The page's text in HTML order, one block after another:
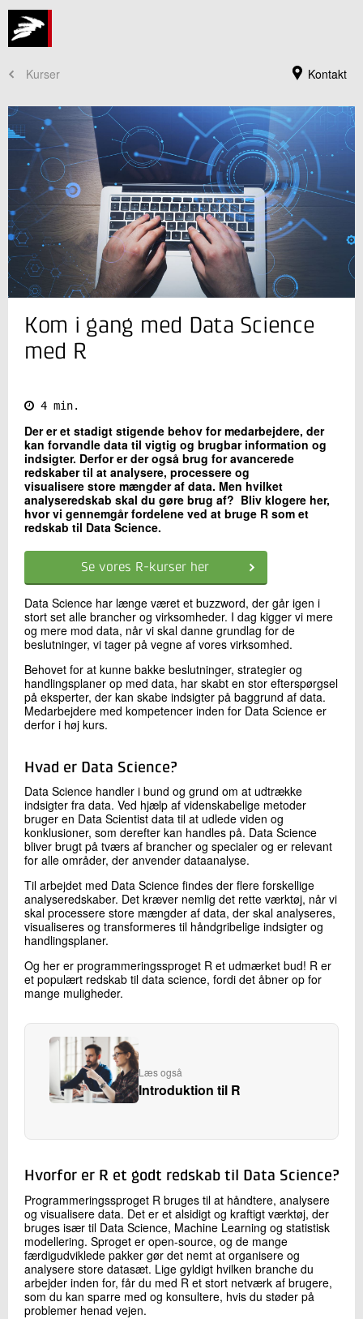
Kontakt
Kurser
+45 72 20 30 00
Send e-mail
Kontakt os
Send
Kom i gang med Data Science
med R
4 min.
Der er et stadigt stigende behov for medarbejdere, der
kan forvandle data til vigtig og brugbar information og
indsigter. Derfor er der også brug for avancerede
redskaber til at analysere, processere og
visualisere store mængder af data. Men hvilket
analyseredskab skal du gøre brug af? Bliv klogere her,
hvor vi gennemgår fordelene ved at bruge R som et
redskab til Data Science.
Se vores R-kurser her
Data Science har længe været et buzzword, der går igen i
stort set alle brancher og virksomheder. I dag kigger vi mere
og mere mod data, når vi skal danne grundlag for de
beslutninger, vi tager på vegne af vores virksomhed.
Behovet for at kunne bakke beslutninger, strategier og
handlingsplaner op med data, har skabt en stor efterspørgsel
på eksperter, der kan skabe indsigter på baggrund af data.
Medarbejdere med kompetencer inden for Data Science er
derfor i høj kurs.
Hvad er Data Science?
Data Science handler i bund og grund om at udtrække
indsigter fra data. Ved hjælp af videnskabelige metoder
bruger en Data Scientist data til at udlede viden og
konklusioner, som derefter kan handles på. Data Science
bliver brugt på tværs af brancher og specialer og er relevant
for alle områder, der anvender dataanalyse.
Til arbejdet med Data Science findes der flere forskellige
analyseredskaber. Det kræver nemlig det rette værktøj, når vi
skal processere store mængder af data, der skal analyseres,
visualiseres og transformeres til håndgribelige indsigter og
handlingsplaner.
Og her er programmeringssproget R et udmærket bud! R er
et populært redskab til data science, fordi det åbner op for
mange muligheder.
Læs også
Introduktion til R
Hvorfor er R et godt redskab til Data Science?
Programmeringssproget R bruges til at håndtere, analysere
og visualisere data. Det er et alsidigt og kraftigt værktøj, der
bruges især til Data Science, Machine Learning og statistisk
modellering. Sproget er open-source, og de mange
færdigudviklede pakker gør det nemt at organisere og
analysere store datasæt. Lige gyldigt hvilken branche du
arbejder inden for, får du med R et stort netværk af brugere,
som du kan sparre med og konsultere, hvis du støder på
problemer henad vejen.